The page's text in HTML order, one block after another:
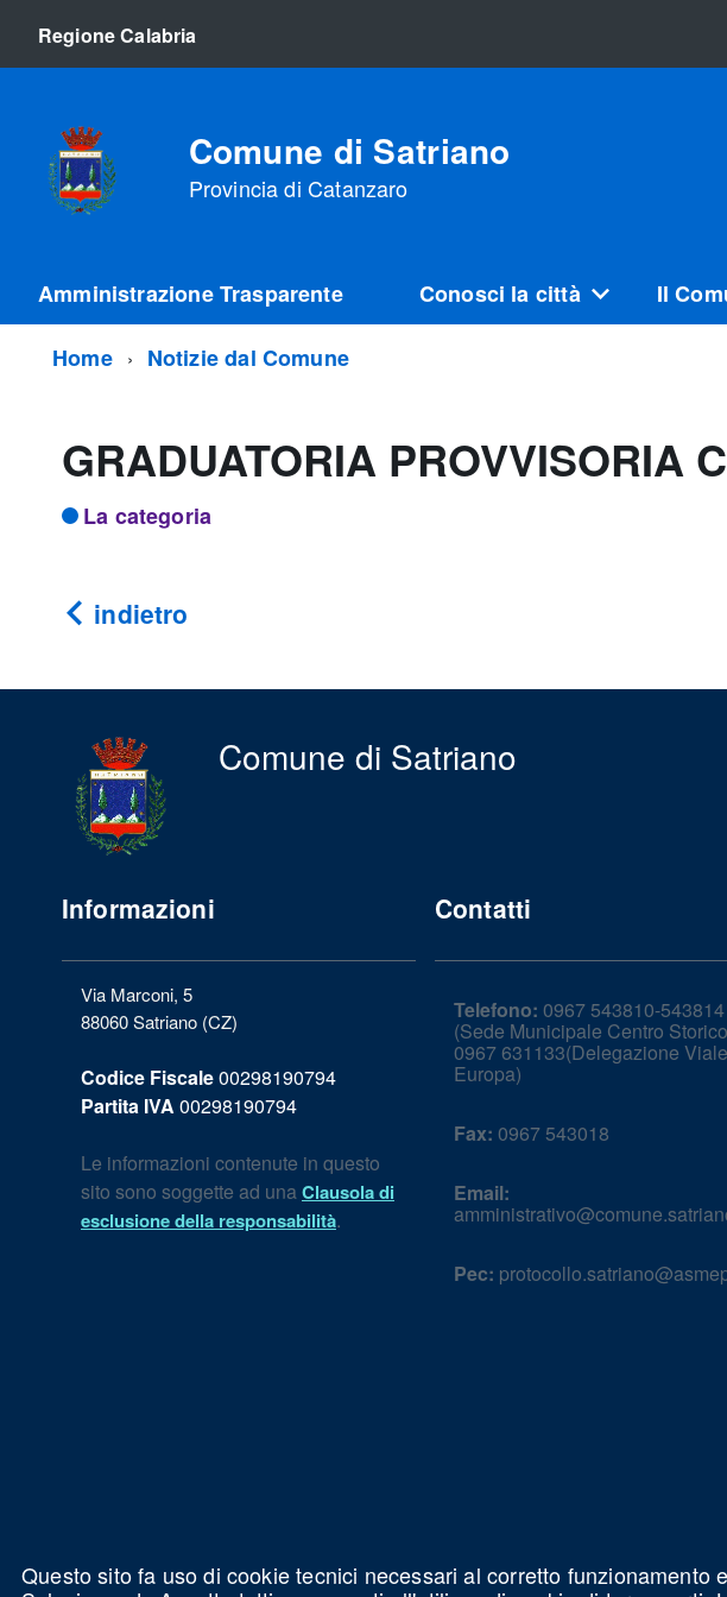
Questo sito fa uso di cookie tecnici necessari al corretto
Regione Calabria
Comune di Satriano
Provincia di Catanzaro
Amministrazione Trasparente Conosci la città Il
Home Notizie dal Comune
GRADUATORIA PROVVISORIA
La categoria
indietro
Comune di Satriano
Informazioni
Via Marconi, 5
88060 Satriano (CZ)
Codice Fiscale00298190794
Partita IVA 00298190794
Le informazioni contenute in questo
sito sono soggette ad unaClausola di
esclusione della responsabilità.
Contatti
Telefono: 0967 543810-543814
(Sede Municipale Centro
0967 631133(Delegazione Viale
Europa)
Fax: 0967 543018
Email:
Pec: